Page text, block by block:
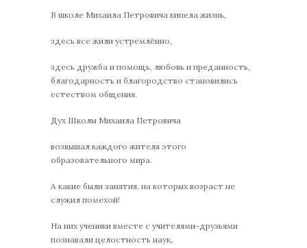
В школе Михаила Петровича кипела жизнь,
здесь все жили устремлённо,
здесь дружба и помощь, любовь и преданность,
благодарность и благородство становились
естеством общения.
Дух Школы Михаила Петровича
возвышал каждого жителя этого
образовательного мира.
А какие были занятия, на которых возраст не
служил помехой!
На них ученики вместе с учителями-друзьями
познавали целостность наук,